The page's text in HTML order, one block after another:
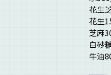
花生
花生
芝麻
白砂
牛油